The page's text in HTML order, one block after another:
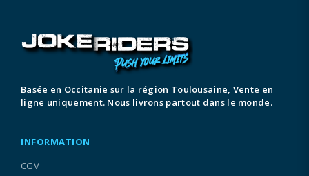
Basée en Occitanie sur la région Toulousaine, Vente en
ligne uniquement. Nous livrons partout dans le monde.
INFORMATION
CGV